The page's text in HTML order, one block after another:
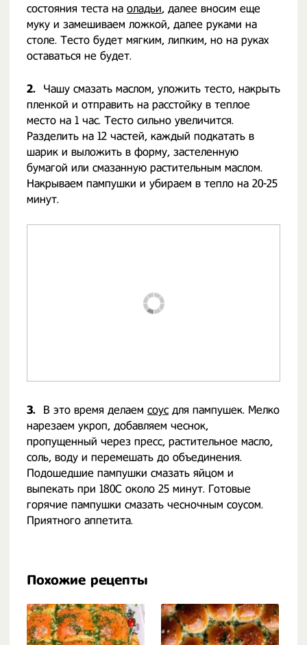
состояния теста на оладьи, далее вносим еще
муку и замешиваем ложкой, далее руками на
столе. Тесто будет мягким, липким, но на руках
оставаться не будет.
2.
Чашу смазать маслом, уложить тесто, накрыть
пленкой и отправить на расстойку в теплое
место на 1 час. Тесто сильно увеличится.
Разделить на 12 частей, каждый подкатать в
шарик и выложить в форму, застеленную
бумагой или смазанную растительным маслом.
Накрываем пампушки и убираем в тепло на 20-25
минут.
3. В это время делаем соус для пампушек. Мелко
нарезаем укроп, добавляем чеснок,
пропущенный через пресс, растительное масло,
соль, воду и перемешать до объединения.
Подошедшие пампушки смазать яйцом и
выпекать при 180С около 25 минут. Готовые
горячие пампушки смазать чесночным соусом.
Приятного аппетита.
Похожие рецепты